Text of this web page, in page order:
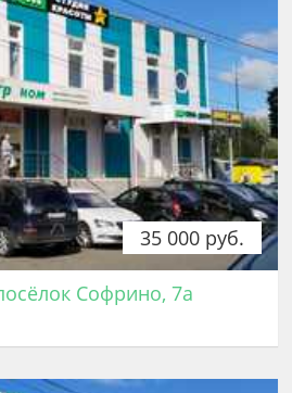
35 000 руб.
Софрино, 7а